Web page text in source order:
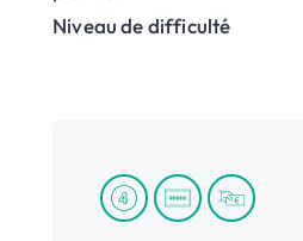
Niveau de difficulté